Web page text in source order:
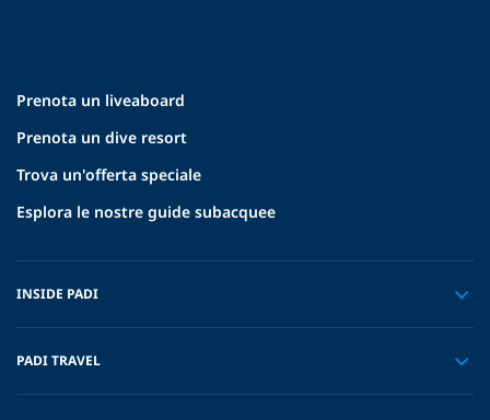
Prenota un liveaboard
Prenota un dive resort
Trova un'offerta speciale
Esplora le nostre guide subacquee
INSIDE PADI
PADI TRAVEL